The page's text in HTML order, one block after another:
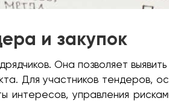
и закупок
Она позволяет
Для участников тендеров,
управления